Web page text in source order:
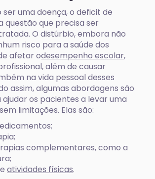
ser uma doença, o deficit de
questão que precisa ser
O distúrbio, embora não
risco para a saúde dos
afetar odesempenho escolar,
além de causar
na vida pessoal desses
assim, algumas abordagens são
ajudar os pacientes a levar uma
limitações. Elas são:
complementares, como a
atividades físicas.